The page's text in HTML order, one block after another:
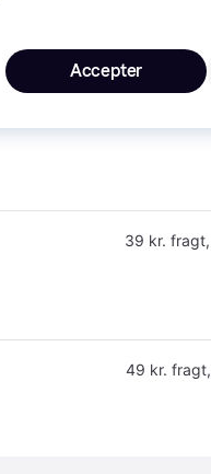
39 kr. fragt,
49 kr. fragt,
Accepter